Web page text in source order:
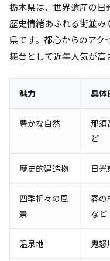
栃木県は、世界遺産の日
歴史情緒あふれる街並み
県です。都心からのアク
舞台として近年人気が高
魅力 具体
豊かな自然
那須
ど
歴史的建造物 日
四季折々の風
景
春の
など
温泉地 鬼